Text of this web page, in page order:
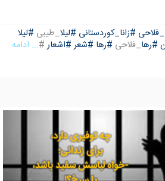
#زانا_کوردستانی #لیلا_طیبی #لیلا
#رها_فلاحی #رها #شعر #اشعار#... ادامه